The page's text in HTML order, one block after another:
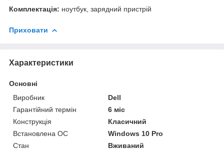
Комплектація: ноутбук, зарядний пристрій
Приховати
Характеристики
Основні
Виробник
Dell
Гарантійний термін
6 міс
Конструкція
Класичний
Встановлена ОС
Windows 10 Pro
Стан
Вживаний